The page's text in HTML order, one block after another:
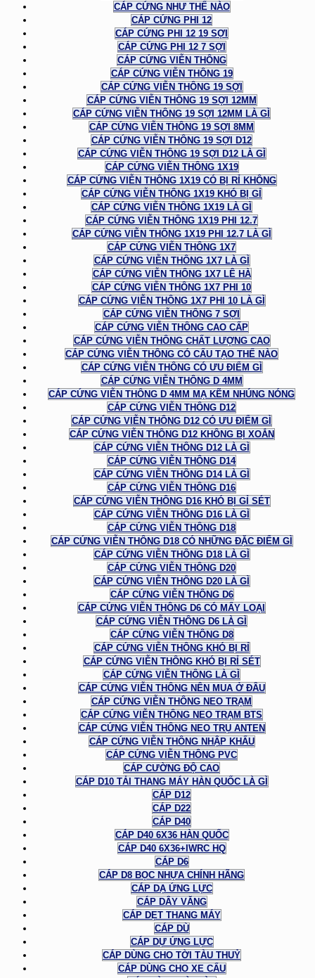
CÁP CỨNG NHƯ THẾ NÀO
CÁP CỨNG PHI 12
CÁP CỨNG PHI 12 19 SỢI
CÁP CỨNG PHI 12 7 SỢI
CÁP CỨNG VIỄN THÔNG
CÁP CỨNG VIỄN THÔNG 19
CÁP CỨNG VIỄN THÔNG 19 SỢI
CÁP CỨNG VIỄN THÔNG 19 SỢI 12MM
CÁP CỨNG VIỄN THÔNG 19 SỢI 12MM LÀ GÌ
CÁP CỨNG VIỄN THÔNG 19 SỢI 8MM
CÁP CỨNG VIỄN THÔNG 19 SỢI D12
CÁP CỨNG VIỄN THÔNG 19 SỢI D12 LÀ GÌ
CÁP CỨNG VIỄN THÔNG 1X19
CÁP CỨNG VIỄN THÔNG 1X19 CÓ BỊ RỈ KHÔNG
CÁP CỨNG VIỄN THÔNG 1X19 KHÓ BỊ GỈ
CÁP CỨNG VIỄN THÔNG 1X19 LÀ GÌ
CÁP CỨNG VIỄN THÔNG 1X19 PHI 12.7
CÁP CỨNG VIỄN THÔNG 1X19 PHI 12.7 LÀ GÌ
CÁP CỨNG VIỄN THÔNG 1X7
CÁP CỨNG VIỄN THÔNG 1X7 LÀ GÌ
CÁP CỨNG VIỄN THÔNG 1X7 LÊ HÀ
CÁP CỨNG VIỄN THÔNG 1X7 PHI 10
CÁP CỨNG VIỄN THÔNG 1X7 PHI 10 LÀ GÌ
CÁP CỨNG VIỄN THÔNG 7 SỢI
CÁP CỨNG VIỄN THÔNG CAO CẤP
CÁP CỨNG VIỄN THÔNG CHẤT LƯỢNG CAO
CÁP CỨNG VIỄN THÔNG CÓ CẤU TẠO THẾ NÀO
CÁP CỨNG VIỄN THÔNG CÓ ƯU ĐIỂM GÌ
CÁP CỨNG VIỄN THÔNG D 4MM
CÁP CỨNG VIỄN THÔNG D 4MM MẠ KẼM NHÚNG NÓNG
CÁP CỨNG VIỄN THÔNG D12
CÁP CỨNG VIỄN THÔNG D12 CÓ ƯU ĐIỂM GÌ
CÁP CỨNG VIỄN THÔNG D12 KHÔNG BỊ XOẮN
CÁP CỨNG VIỄN THÔNG D12 LÀ GÌ
CÁP CỨNG VIỄN THÔNG D14
CÁP CỨNG VIỄN THÔNG D14 LÀ GÌ
CÁP CỨNG VIỄN THÔNG D16
CÁP CỨNG VIỄN THÔNG D16 KHÓ BỊ GỈ SÉT
CÁP CỨNG VIỄN THÔNG D16 LÀ GÌ
CÁP CỨNG VIỄN THÔNG D18
CÁP CỨNG VIỄN THÔNG D18 CÓ NHỮNG ĐẶC ĐIỂM GÌ
CÁP CỨNG VIỄN THÔNG D18 LÀ GÌ
CÁP CỨNG VIỄN THÔNG D20
CÁP CỨNG VIỄN THÔNG D20 LÀ GÌ
CÁP CỨNG VIỄN THÔNG D6
CÁP CỨNG VIỄN THÔNG D6 CÓ MẤY LOẠI
CÁP CỨNG VIỄN THÔNG D6 LÀ GÌ
CÁP CỨNG VIỄN THÔNG D8
CÁP CỨNG VIỄN THÔNG KHÓ BỊ RỈ
CÁP CỨNG VIỄN THÔNG KHÓ BỊ RỈ SÉT
CÁP CỨNG VIỄN THÔNG LÀ GÌ
CÁP CỨNG VIỄN THÔNG NÊN MUA Ở ĐÂU
CÁP CỨNG VIỄN THÔNG NEO TRẠM
CÁP CỨNG VIỄN THÔNG NEO TRẠM BTS
CÁP CỨNG VIỄN THÔNG NEO TRỤ ANTEN
CÁP CỨNG VIỄN THÔNG NHẬP KHẨU
CÁP CỨNG VIỄN THÔNG PVC
CÁP CƯỜNG ĐỘ CAO
CÁP D10 TẢI THANG MÁY HÀN QUỐC LÀ GÌ
CÁP D12
CÁP D22
CÁP D40
CÁP D40 6X36 HÀN QUỐC
CÁP D40 6X36+IWRC HQ
CÁP D6
CÁP D8 BỌC NHỰA CHÍNH HÃNG
CÁP DẠ ỨNG LỰC
CÁP DÂY VĂNG
CÁP DẸT THANG MÁY
CÁP DÙ
CÁP DỰ ỨNG LỰC
CÁP DÙNG CHO TỜI TÀU THUỶ
CÁP DÙNG CHO XE CẨU